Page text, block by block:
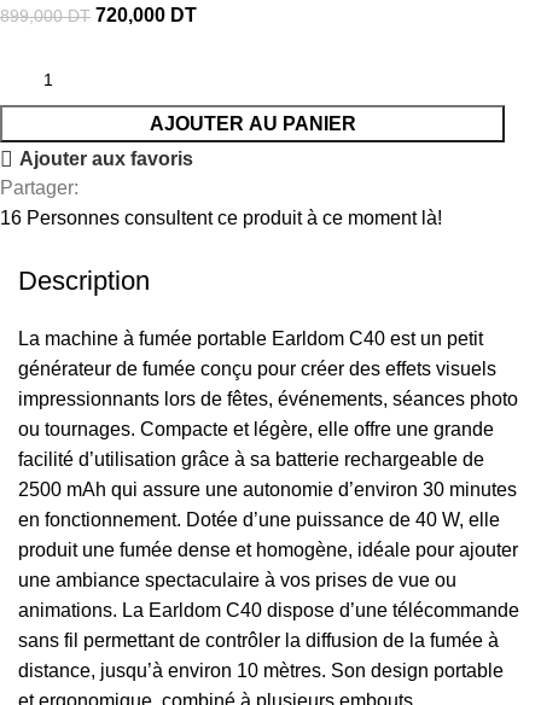
899,000DT 720,000 DT
AJOUTER AU PANIER
Ajouter aux favoris
Partager:
16 Personnes consultent ce produit à ce moment là!
Description
La machine à fumée portable Earldom C40 est un petit
générateur de fumée conçu pour créer des effets visuels
impressionnants lors de fêtes, événements, séances photo
ou tournages. Compacte et légère, elle offre une grande
facilité d’utilisation grâce à sa batterie rechargeable de
2500 mAh qui assure une autonomie d’environ 30 minutes
en fonctionnement. Dotée d’une puissance de 40 W, elle
produit une fumée dense et homogène, idéale pour ajouter
une ambiance spectaculaire à vos prises de vue ou
animations. La Earldom C40 dispose d’une télécommande
sans fil permettant de contrôler la diffusion de la fumée à
distance, jusqu’à environ 10 mètres. Son design portable